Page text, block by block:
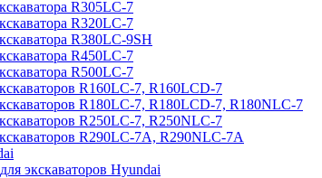
R305LC-7
R320LC-7
R380LC-9SH
R450LC-7
R500LC-7
R160LC-7, R160LCD-7
R180LC-7, R180LCD-7, R180NLC-7
R250LC-7, R250NLC-7
R290LC-7A, R290NLC-7A
экскаваторов Hyundai